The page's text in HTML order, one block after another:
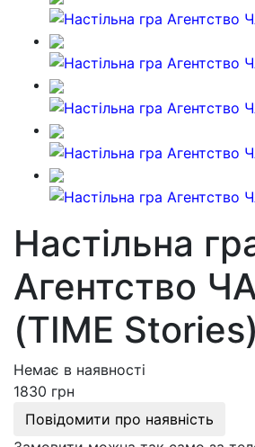
Настільна
Агентство
(TIME Stories)
Немає в наявності
1830 грн
Повідомити про наявність